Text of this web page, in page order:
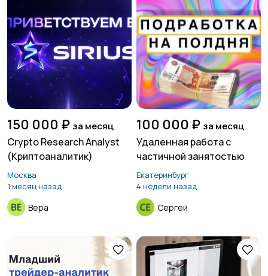
150 000 ₽ за месяц
Crypto Research Analyst
(Криптоаналитик)
Москва
1 месяц назад
Вера
100 000 ₽ за месяц
Удаленная работа с
частичной занятостью
Екатеринбург
4 недели назад
Сергей